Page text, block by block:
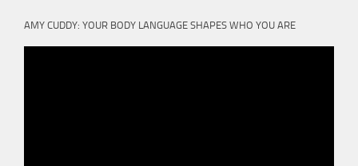
AMY CUDDY: YOUR BODY LANGUAGE SHAPES WHO YOU ARE